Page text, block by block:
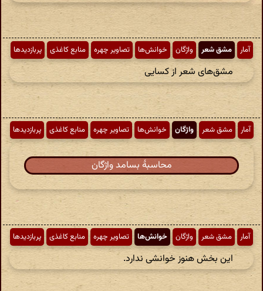
آمار مشق شعر واژگان خوانش‌ها تصاویر چهره منابع کاغذی پربازدیدها
مشق‌های شعر از کسایی
آمار مشق شعر واژگان خوانش‌ها تصاویر چهره منابع کاغذی پربازدیدها
محاسبهٔ بسامد واژگان
آمار مشق شعر واژگان خوانش‌ها تصاویر چهره منابع کاغذی پربازدیدها
این بخش هنوز خوانشی ندارد.